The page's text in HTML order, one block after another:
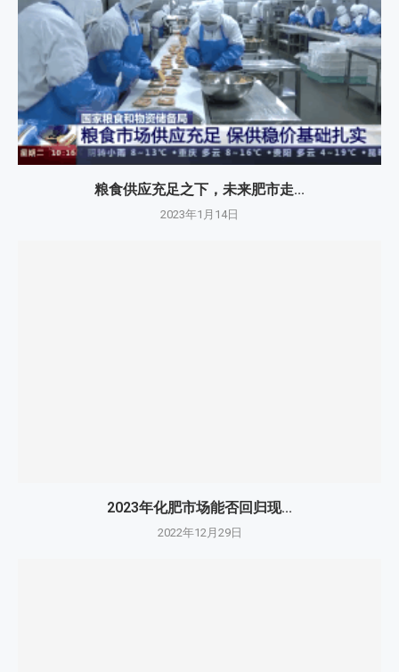
粮食供应充足之下，未来肥市走...
2023年1月14日
2023年化肥市场能否回归现...
2022年12月29日